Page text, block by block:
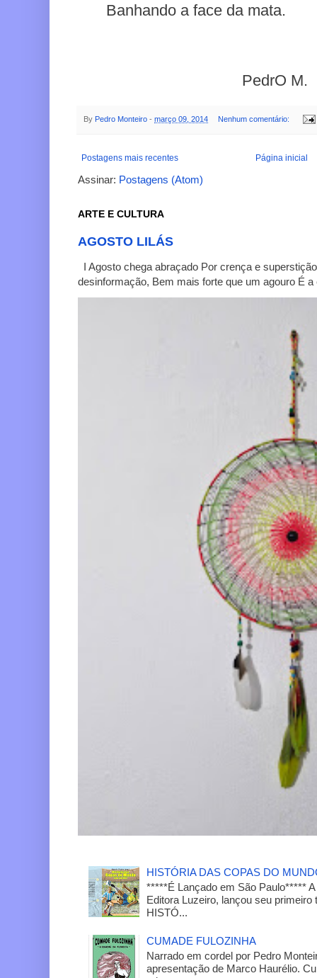
Banhando a face da mata.
PedrO M.
By Pedro Monteiro - março 09, 2014 Nenhum comentário:
Postagens mais recentes Página inicial
Assinar: Postagens (Atom)
ARTE E CULTURA
AGOSTO LILÁS
I Agosto chega abraçado Por crença e
desinformação, Bem mais forte que um agouro É
HISTÓRIA DAS COPAS DO
*****É Lançado em São Paulo*****
Editora Luzeiro, lançou seu primeiro
HISTÓ...
CUMADE FULOZINHA
Narrado em cordel por Pedro
apresentação de Marco Haurélio.